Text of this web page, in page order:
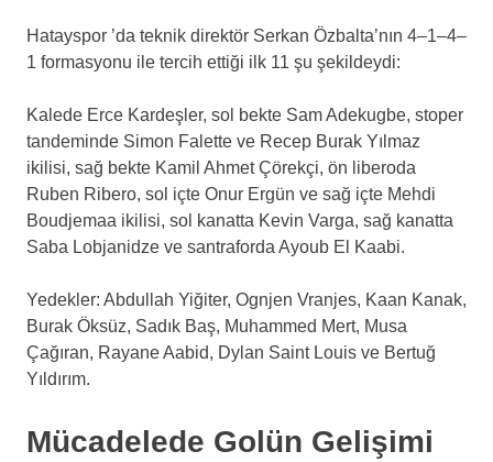
Hatayspor ’da teknik direktör Serkan Özbalta’nın 4–1–4–
1 formasyonu ile tercih ettiği ilk 11 şu şekildeydi:
Kalede Erce Kardeşler, sol bekte Sam Adekugbe, stoper
tandeminde Simon Falette ve Recep Burak Yılmaz
ikilisi, sağ bekte Kamil Ahmet Çörekçi, ön liberoda
Ruben Ribero, sol içte Onur Ergün ve sağ içte Mehdi
Boudjemaa ikilisi, sol kanatta Kevin Varga, sağ kanatta
Saba Lobjanidze ve santraforda Ayoub El Kaabi.
Yedekler: Abdullah Yiğiter, Ognjen Vranjes, Kaan Kanak,
Burak Öksüz, Sadık Baş, Muhammed Mert, Musa
Çağıran, Rayane Aabid, Dylan Saint Louis ve Bertuğ
Yıldırım.
Mücadelede Golün Gelişimi